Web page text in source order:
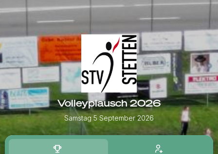
Volleyplausch 2026
Samstag 5 September 2026